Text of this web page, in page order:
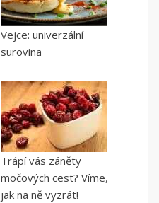
Vejce: univerzální
surovina
Trápí vás záněty
močových cest? Víme,
jak na ně vyzrát!